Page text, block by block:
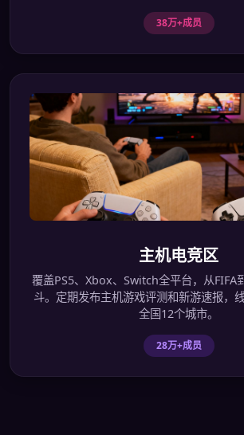
38万+成员
主机电竞区
覆盖PS5、Xbox、Switch全平台，从FIFA
斗。定期发布主机游戏评测和新游速报，
全国12个城市。
28万+成员